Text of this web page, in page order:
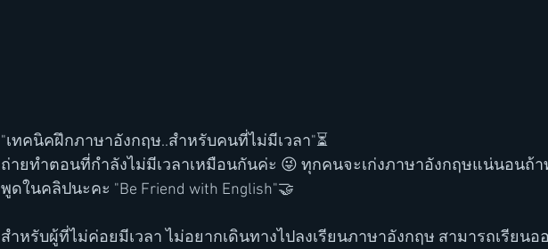
"เทคนิคฝึกภาษาอังกฤษ..สำหรับคนที่ไม่มีเวลา"⏳
ถ่ายทำตอนที่กำลังไม่มีเวลาเหมือนกันค่ะ 😜 ทุกคนจะเก่งภาษาอังกฤษแน่นอนถ้
พูดในคลิปนะคะ "Be Friend with English"🤝
สำหรับผู้ที่ไม่ค่อยมีเวลา ไม่อยากเดินทางไปลงเรียนภาษาอังกฤษ สามารถเรียน